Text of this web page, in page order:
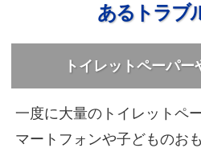
あるトラブ
トイレットペーパー
一度に大量のトイレットペ
マートフォンや子どものお